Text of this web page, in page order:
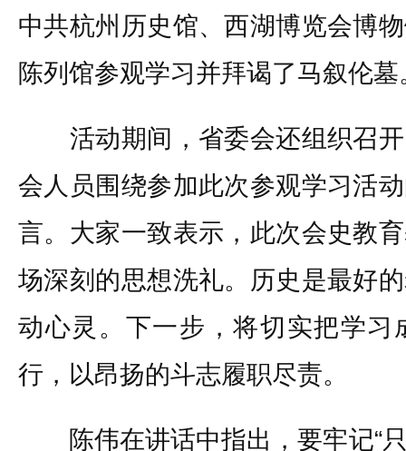
中共杭州历史馆、西湖博览会博
陈列馆参观学习并拜谒了马叙伦墓
活动期间，省委会还组织召开
会人员围绕参加此次参观学习活
言。大家一致表示，此次会史教
场深刻的思想洗礼。历史是最好
动心灵。下一步，将切实把学习
行，以昂扬的斗志履职尽责。
陈伟在讲话中指出，要牢记“只